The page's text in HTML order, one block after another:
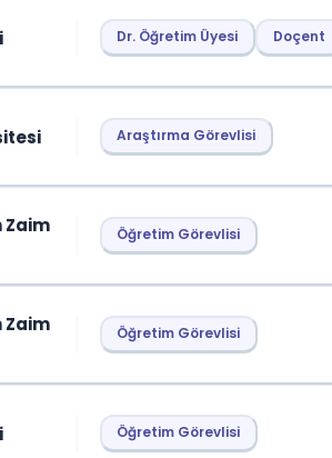
06
Dr. Öğretim Üyesi Doçent
Araştırma Görevlisi
Öğretim Görevlisi
Öğretim Görevlisi
Öğretim Görevlisi